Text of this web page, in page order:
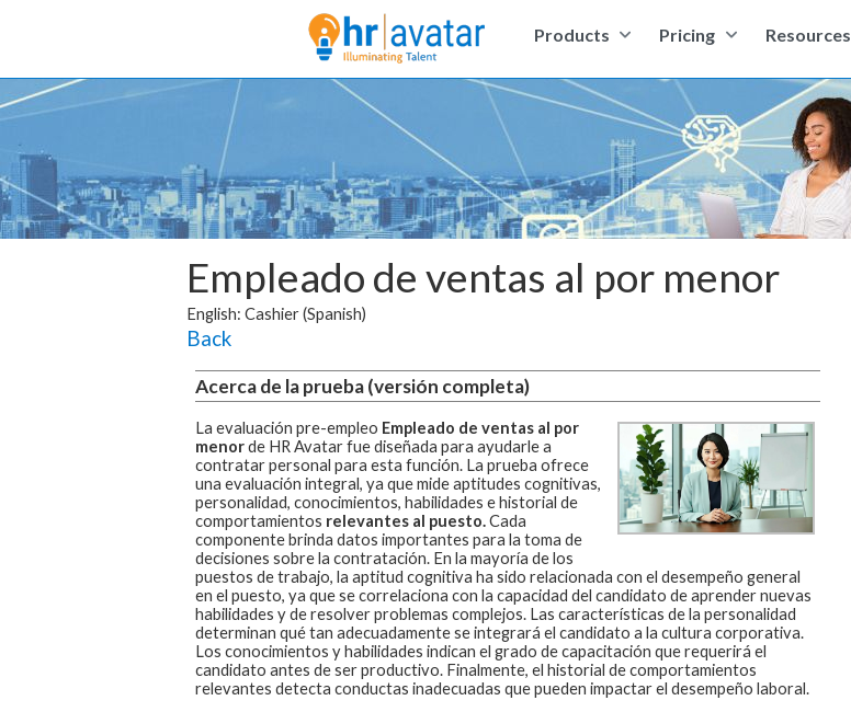
Products Pricing Resources
Empleado de ventas al por menor
English: Cashier (Spanish)
Back
Acerca de la prueba (versión completa)
La evaluación pre-empleo Empleado de ventas al por
menorde HR Avatar fue diseñada para ayudarle a
contratar personal para esta función. La prueba ofrece
una evaluación integral, ya que mide aptitudes cognitivas,
personalidad, conocimientos, habilidades e historial de
comportamientos relevantes al puesto.Cada
componente brinda datos importantes para la toma de
decisiones sobre la contratación. En la mayoría de los
puestos de trabajo, la aptitud cognitiva ha sido relacionada con el desempeño general
en el puesto, ya que se correlaciona con la capacidad del candidato de aprender nuevas
habilidades y de resolver problemas complejos. Las características de la personalidad
determinan qué tan adecuadamente se integrará el candidato a la cultura corporativa.
Los conocimientos y habilidades indican el grado de capacitación que requerirá el
candidato antes de ser productivo. Finalmente, el historial de comportamientos
relevantes detecta conductas inadecuadas que pueden impactar el desempeño laboral.